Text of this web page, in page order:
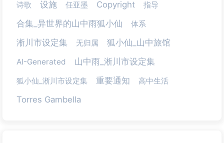
诗歌 设施 任亚墨 Copyright 指导
合集_异世界的山中雨狐小仙 体系
淅川市设定集 无归属 狐小仙_山中旅馆
AI-Generated 山中雨_淅川市设定集
狐小仙_淅川市设定集 重要通知 高中生活
Torres Gambella